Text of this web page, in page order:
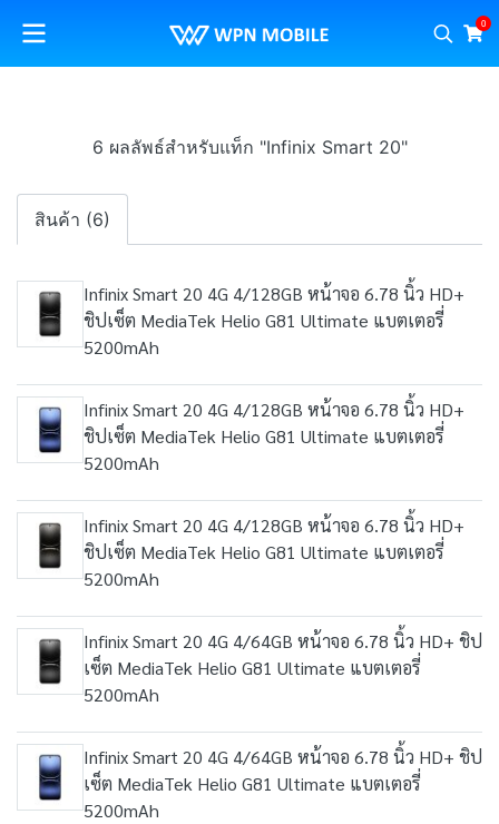
0
6 ผลลัพธ์สำหรับแท็ก "Infinix Smart 20"
สินค้า (6)
Infinix Smart 20 4G 4/128GB หน้าจอ 6.78 นิ้ว HD+
ชิปเซ็ต MediaTek Helio G81 Ultimate แบตเตอรี่
5200mAh
Infinix Smart 20 4G 4/128GB หน้าจอ 6.78 นิ้ว HD+
ชิปเซ็ต MediaTek Helio G81 Ultimate แบตเตอรี่
5200mAh
Infinix Smart 20 4G 4/128GB หน้าจอ 6.78 นิ้ว HD+
ชิปเซ็ต MediaTek Helio G81 Ultimate แบตเตอรี่
5200mAh
Infinix Smart 20 4G 4/64GB หน้าจอ 6.78 นิ้ว HD+ ชิป
เซ็ต MediaTek Helio G81 Ultimate แบตเตอรี่
5200mAh
Infinix Smart 20 4G 4/64GB หน้าจอ 6.78 นิ้ว HD+ ชิป
เซ็ต MediaTek Helio G81 Ultimate แบตเตอรี่
5200mAh